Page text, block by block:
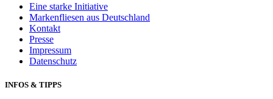
Eine starke Initiative
Markenfliesen aus Deutschland
Kontakt
Presse
Impressum
Datenschutz
INFOS & TIPPS